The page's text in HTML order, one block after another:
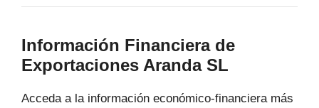
Información Financiera de
Exportaciones Aranda SL
Acceda a la información económico-financiera más